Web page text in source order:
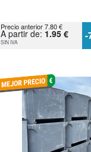
Precio anterior 7.80 €
A partir de: 1.95 €
SIN IVA -